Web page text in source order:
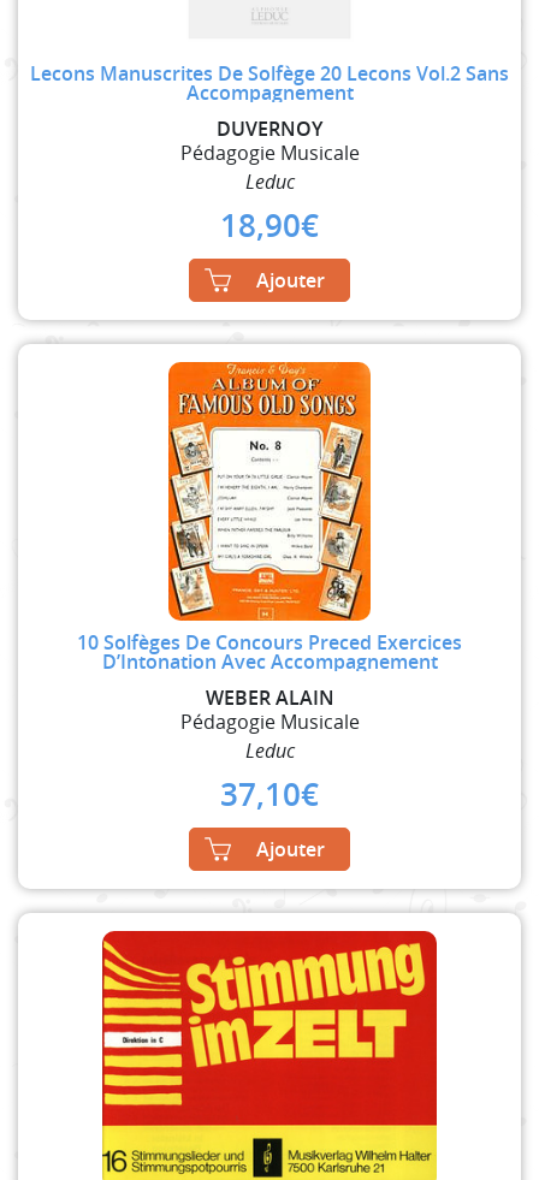
Lecons Manuscrites De Solfège 20 Lecons Vol.2 Sans
Accompagnement
DUVERNOY
Pédagogie Musicale
Leduc
18,90€
Ajouter
10 Solfèges De Concours Preced Exercices
D’Intonation Avec Accompagnement
WEBER ALAIN
Pédagogie Musicale
Leduc
37,10€
Ajouter